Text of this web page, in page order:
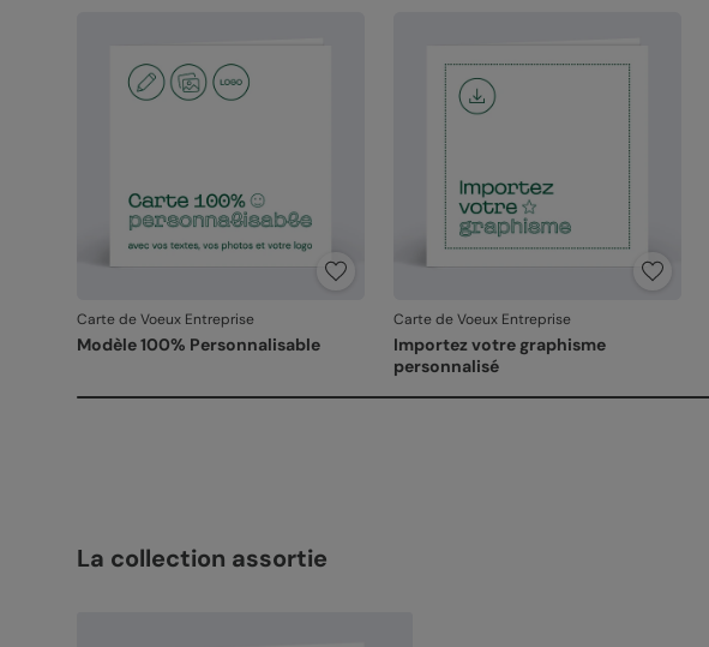
Carte de Voeux Entreprise
Modèle 100% Personnalisable
Carte de Voeux Entreprise
Importez votre graphisme
personnalisé
La collection assortie